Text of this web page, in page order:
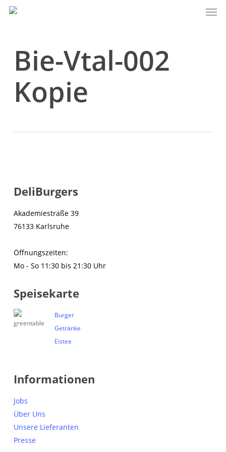
Skip
Bie-Vtal-002
Kopie
DeliBurgers
Akademiestraße 39
76133 Karlsruhe
Öffnungszeiten:
Mo - So 11:30 bis 21:30 Uhr
Speisekarte
Burger
Getränke
Eistee
Informationen
Jobs
Über Uns
Unsere Lieferanten
Presse